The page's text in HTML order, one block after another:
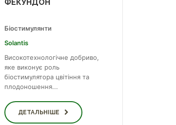
ФЕКУНДОН
Біостимулянти
Solantis
Високотехнологічне добриво,
яке виконує роль
біостимулятора цвітіння та
плодоношення...
ДЕТАЛЬНІШЕ